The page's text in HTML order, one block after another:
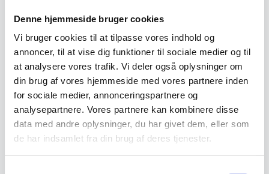
Denne hjemmeside bruger cookies
Vi bruger cookies til at tilpasse vores indhold og
annoncer, til at vise dig funktioner til sociale medier og til
at analysere vores trafik. Vi deler også oplysninger om
din brug af vores hjemmeside med vores partnere inden
for sociale medier, annonceringspartnere og
analysepartnere. Vores partnere kan kombinere disse
data med andre oplysninger, du har givet dem, eller som
de har indsamlet fra din brug af deres tjenester.
Byudstyr
Afspærring
Førstehjælp
Hygiejne
Kemi håndtering
Plejeprodukter
Sikkerhedsfodtøj
Såler
Sandal
Sko
Støvlet